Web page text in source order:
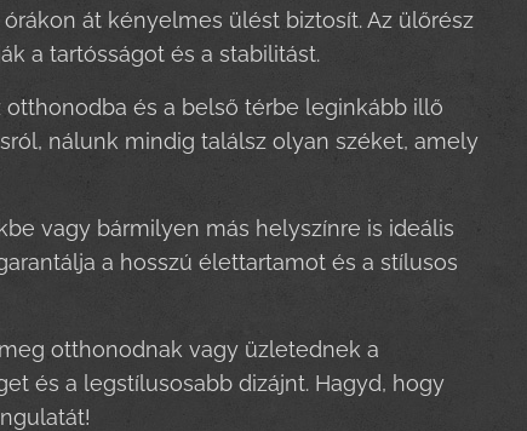
át kényelmes ülést biztosít. Az ülőrész
a tartósságot és a stabilitást.
és a belső térbe leginkább illő
nálunk mindig találsz olyan széket, amely
vagy bármilyen más helyszínre is ideális
a hosszú élettartamot és a stílusos
otthonodnak vagy üzletednek a
és a legstílusosabb dizájnt. Hagyd, hogy